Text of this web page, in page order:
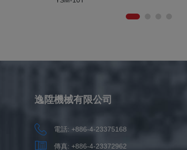
逸陞機械有限公司
電話: +886-4-23375168
傳真: +886-4-23372962